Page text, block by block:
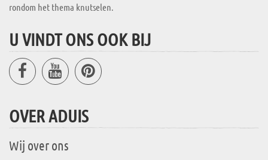
rondom het thema knutselen.
U VINDT ONS OOK BIJ
OVER ADUIS
Wij over ons